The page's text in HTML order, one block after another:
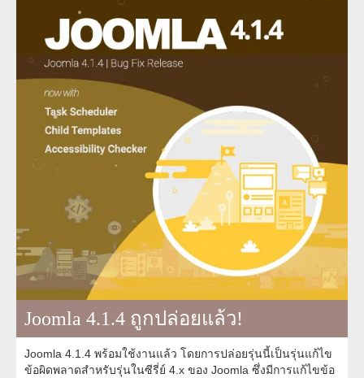
Joomla 4.1.4 ถูกปล่อยแล้ว!
Joomla 4.1.4 พร้อมใช้งานแล้ว โดยการปล่อยรุ่นนี้เป็นรุ่นแก้ไข
ข้อผิดพลาดสำหรับรุ่นในซีรี่ย์ 4.x ของ Joomla ซึ่งมีการแก้ไขข้อ